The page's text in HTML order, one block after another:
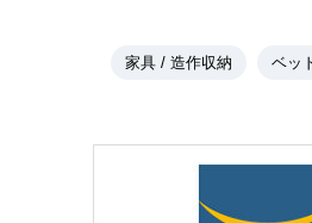
家具 / 造作収納 ベッ